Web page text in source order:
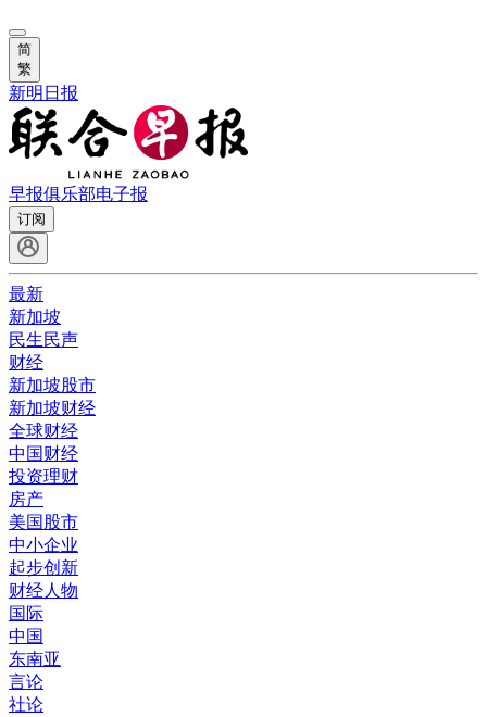
简
繁
新明日报
早报俱乐部电子报
订阅
最新
新加坡
民生民声
财经
新加坡股市
新加坡财经
全球财经
中国财经
投资理财
房产
美国股市
中小企业
起步创新
财经人物
国际
中国
东南亚
言论
社论